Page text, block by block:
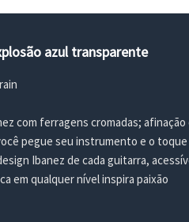
azul transparente
com ferragens cromadas;
pegue seu instrumento e o
Ibanez de cada guitarra,
em qualquer nível inspira paixão